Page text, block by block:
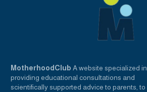
MotherhoodClub A website specialized in
providing educational consultations and
scientifically supported advice to parents, to